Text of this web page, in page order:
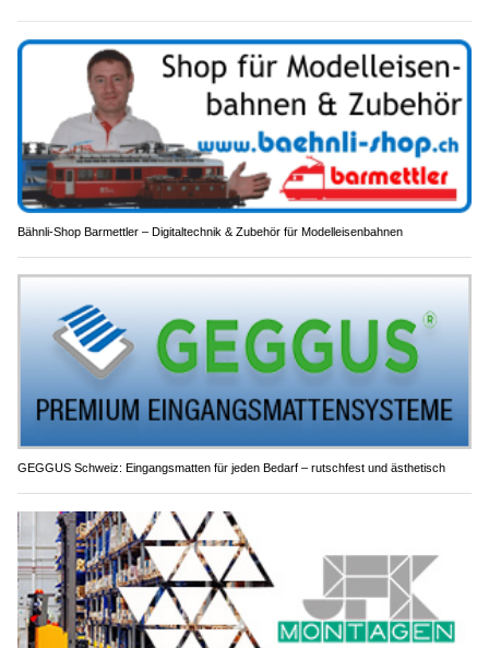
Bähnli-Shop Barmettler – Digitaltechnik & Zubehör für Modelleisenbahnen
GEGGUS Schweiz: Eingangsmatten für jeden Bedarf – rutschfest und ästhetisch